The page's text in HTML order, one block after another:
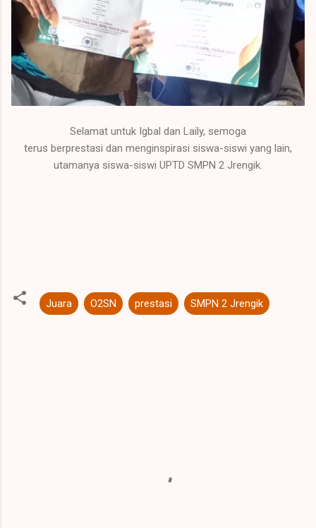
Selamat untuk Igbal dan Laily, semoga
terus berprestasi dan menginspirasi siswa-siswi yang lain,
utamanya siswa-siswi UPTD SMPN 2 Jrengik.
Juara O2SN prestasi SMPN 2 Jrengik